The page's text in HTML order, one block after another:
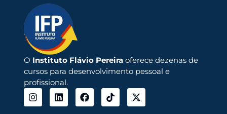
O Instituto Flávio Pereiraoferece dezenas de
cursos para desenvolvimento pessoal e
profissional.